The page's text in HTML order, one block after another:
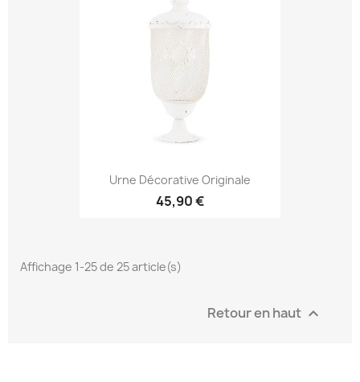
Urne Décorative Originale
45,90 €
Affichage 1-25 de 25 article(s)
Retour en haut 